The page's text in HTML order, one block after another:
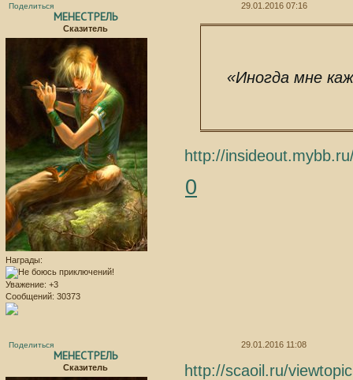
Поделиться 29.01.2016 07:16
МЕНЕСТРЕЛЬ
Сказитель
Награды:
Уважение: +3
Сообщений: 30373
«Иногда мне
http://
0
Поделиться 29.01.2016 11:08
МЕНЕСТРЕЛЬ
Сказитель http://scaoil.ru/